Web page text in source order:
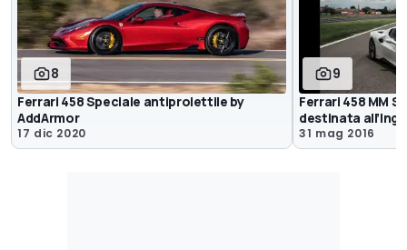
8
Ferrari 458 Speciale antiproiettile by
AddArmor
17 dic 2020
9
Ferrari 458 MM
destinata
31 mag 2016